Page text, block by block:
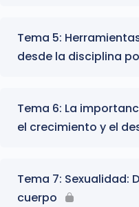
Tema 5:
desde la disciplina
Tema 6: La
el crecimiento y el
Tema 7: Sexualidad:
cuerpo